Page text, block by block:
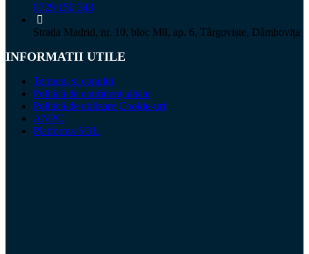
0729 150 343
Strada Madrid, nr. 10, bloc M8, ap. 6, Târgoviște, Dâmbovița
INFORMATII UTILE
Termeni și condiții
Politică de confidențialitate
Politică de utilizare Cookie-uri
ANPC
Platforma SOL